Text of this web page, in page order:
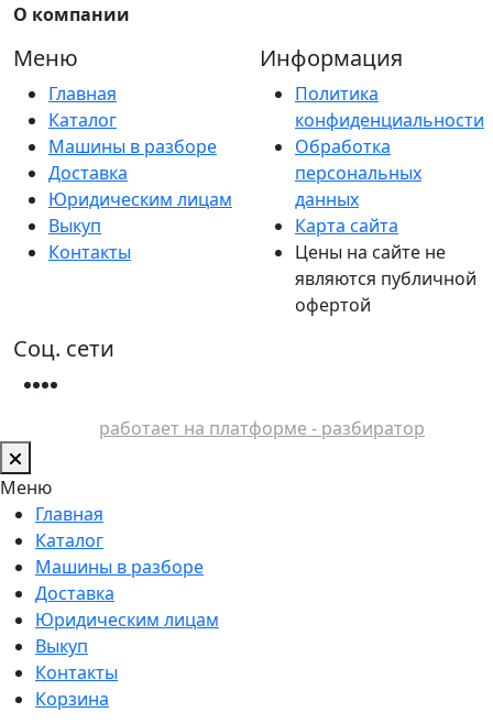
О компании
Меню
Главная
Каталог
Машины в разборе
Доставка
Юридическим лицам
Выкуп
Контакты
Информация
Политика
конфиденциальности
Обработка
персональных
данных
Карта сайта
Цены на сайте не
являются публичной
офертой
Соц. сети
работает на платформе - разбиратор
Меню
Главная
Каталог
Машины в разборе
Доставка
Юридическим лицам
Выкуп
Контакты
Корзина